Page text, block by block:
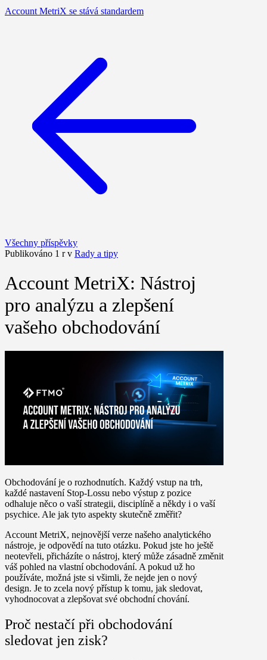
Account MetriX se stává standardem
Všechny příspěvky
Publikováno 1 r v Rady a tipy
Account MetriX: Nástroj
pro analýzu a zlepšení
vašeho obchodování
Obchodování je o rozhodnutích. Každý vstup na trh,
každé nastavení Stop-Lossu nebo výstup z pozice
odhaluje něco o vaší strategii, disciplíně a někdy i o vaší
psychice. Ale jak tyto aspekty skutečně změřit?
Account MetriX, nejnovější verze našeho analytického
nástroje, je odpovědí na tuto otázku. Pokud jste ho ještě
neotevřeli, přicházíte o nástroj, který může zásadně změnit
váš pohled na vlastní obchodování. A pokud už ho
používáte, možná jste si všimli, že nejde jen o nový
design. Je to zcela nový přístup k tomu, jak sledovat,
vyhodnocovat a zlepšovat své obchodní chování.
Proč nestačí při obchodování
sledovat jen zisk?